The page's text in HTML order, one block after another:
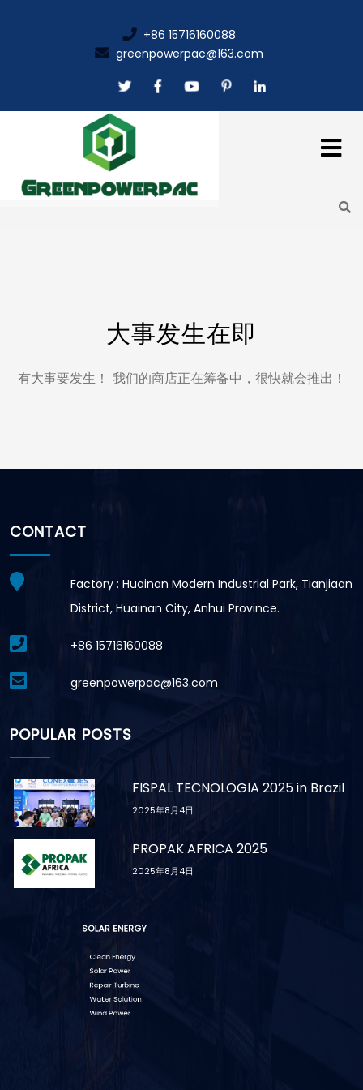
+86 15716160088
greenpowerpac@163.com
大事发生在即
有大事要发生！ 我们的商店正在筹备中，很快就会推出！
CONTACT
Factory : Huainan Modern Industrial Park, Tianjiaan
District, Huainan City, Anhui Province.
+86 15716160088
greenpowerpac@163.com
POPULAR POSTS
FISPAL TECNOLOGIA 2025 in Brazil
2025年8月4日
PROPAK AFRICA 2025
2025年8月4日
SOLAR ENERGY
Clean Energy
Solar Power
Repair Turbine